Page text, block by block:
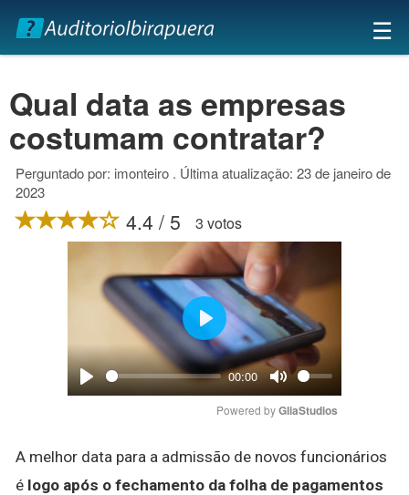
×
☰
Qual data as empresas
costumam contratar?
Perguntado por: imonteiro . Última atualização: 23 de janeiro de
2023
4.4 / 5 3 votos
Play
00:00
Mute
Play
Powered by GliaStudios
A melhor data para a admissão de novos funcionários
é logo após o fechamento da folha de pagamentos